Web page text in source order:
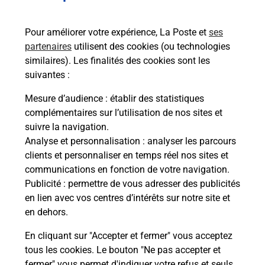
Pour améliorer votre expérience, La Poste et ses
partenaires utilisent des cookies (ou technologies
similaires). Les finalités des cookies sont les
suivantes :
Mesure d’audience : établir des statistiques
complémentaires sur l’utilisation de nos sites et
suivre la navigation.
Analyse et personnalisation : analyser les parcours
clients et personnaliser en temps réel nos sites et
communications en fonction de votre navigation.
Publicité : permettre de vous adresser des publicités
en lien avec vos centres d’intérêts sur notre site et
en dehors.
En cliquant sur "Accepter et fermer" vous acceptez
tous les cookies. Le bouton "Ne pas accepter et
En savoir plus
Malin !
La Poste
en ligne
Ouvert 24h/24
En savoir plus